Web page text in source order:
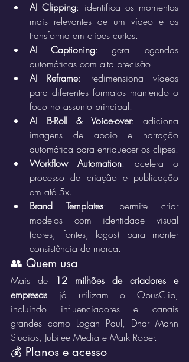
AI Clipping: identifica os momentos
mais relevantes de um vídeo e os
transforma em clipes curtos.
AI Captioning: gera legendas
automáticas com alta precisão.
AI Reframe: redimensiona vídeos
para diferentes formatos mantendo o
foco no assunto principal.
AI B-Roll & Voice-over: adiciona
imagens de apoio e narração
automática para enriquecer os clipes.
Workflow Automation: acelera o
processo de criação e publicação
em até 5x.
Brand Templates: permite criar
modelos com identidade visual
(cores, fontes, logos) para manter
consistência de marca.
👥 Quem usa
Mais de
12 milhões de criadores e
empresas já utilizam o OpusClip,
incluindo influenciadores e canais
grandes como Logan Paul, Dhar Mann
Studios, Jubilee Media e Mark Rober.
💰 Planos e acesso